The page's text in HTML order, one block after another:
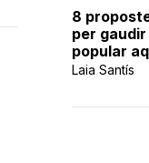
8
per
popular
Laia Santís